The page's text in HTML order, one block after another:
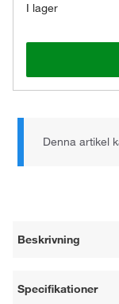
I lager
Denna artikel
Beskrivning
Specifikationer